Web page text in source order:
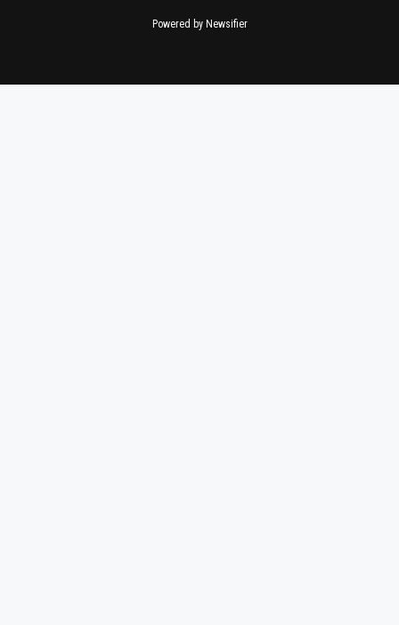
Powered by Newsifier